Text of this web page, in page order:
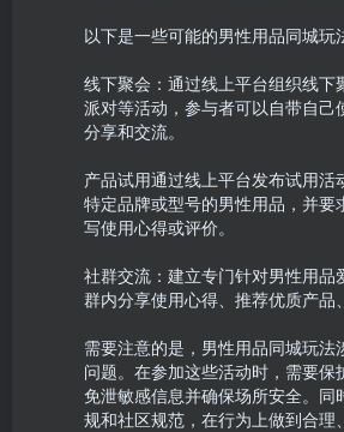
以下是一些可能的男性用品同城玩
线下聚会：通过线上平台组织线下
派对等活动，参与者可以自带自己
分享和交流。
产品试用通过线上平台发布试用活
特定品牌或型号的男性用品，并要
写使用心得或评价。
社群交流：建立专门针对男性用品
群内分享使用心得、推荐优质产品
需要注意的是，男性用品同城玩法
问题。在参加这些活动时，需要保
免泄敏感信息并确保场所安全。同
规和社区规范，在行为上做到合理